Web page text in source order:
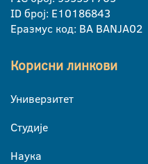
ID број: E10186843
Еразмус код: BA BANJA02
Корисни линкови
Универзитет
Студије
Наука